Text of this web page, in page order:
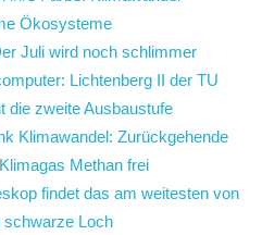
Ökosysteme
Juli wird noch schlimmer
Lichtenberg II der TU
die zweite Ausbaustufe
Klimawandel: Zurückgehende
Methan frei
findet das am weitesten von
schwarze Loch